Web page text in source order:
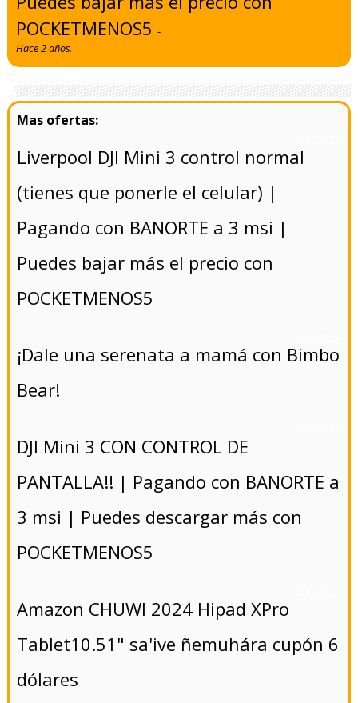
POCKETMENOS5-
Hace 2 años.
Liverpool DJI Mini 3 control normal
(tienes que ponerle el celular) |
Pagando con BANORTE a 3 msi |
Puedes bajar más el precio con
POCKETMENOS5
¡Dale una serenata a mamá con Bimbo
Bear!
DJI Mini 3 CON CONTROL DE
PANTALLA!! | Pagando con BANORTE a
3 msi | Puedes descargar más con
POCKETMENOS5
Amazon CHUWI 2024 Hipad XPro
Tablet10.51" sa'ive ñemuhára cupón 6
dólares